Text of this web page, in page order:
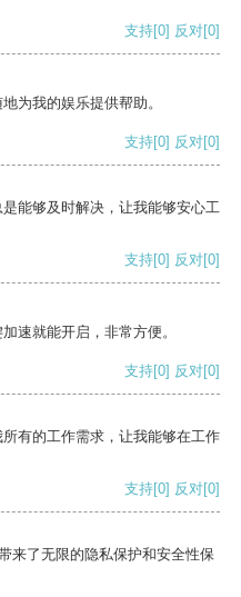
支持[0] 反对[0]
为我的娱乐提供帮助。
支持[0] 反对[0]
能够及时解决，让我能够安心工
支持[0] 反对[0]
速就能开启，非常方便。
支持[0] 反对[0]
有的工作需求，让我能够在工作
支持[0] 反对[0]
来了无限的隐私保护和安全性保